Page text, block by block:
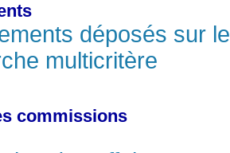
déposés sur
multicritère
commissions